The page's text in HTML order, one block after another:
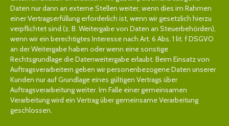
Daten nur dann an externe Stellen weiter, wenn dies im Rahmen
einer Vertragserfüllung erforderlich ist, wenn wir gesetzlich hierzu
verpflichtet sind (z. B. Weitergabe von Daten an Steuerbehörden),
wenn wir ein berechtigtes Interesse nach Art. 6 Abs. 1 lit. f DSGVO
an der Weitergabe haben oder wenn eine sonstige
Rechtsgrundlage die Datenweitergabe erlaubt. Beim Einsatz von
Auftragsverarbeitern geben wir personenbezogene Daten unserer
Kunden nur auf Grundlage eines gültigen Vertrags über
Auftragsverarbeitung weiter. Im Falle einer gemeinsamen
Verarbeitung wird ein Vertrag über gemeinsame Verarbeitung
geschlossen.